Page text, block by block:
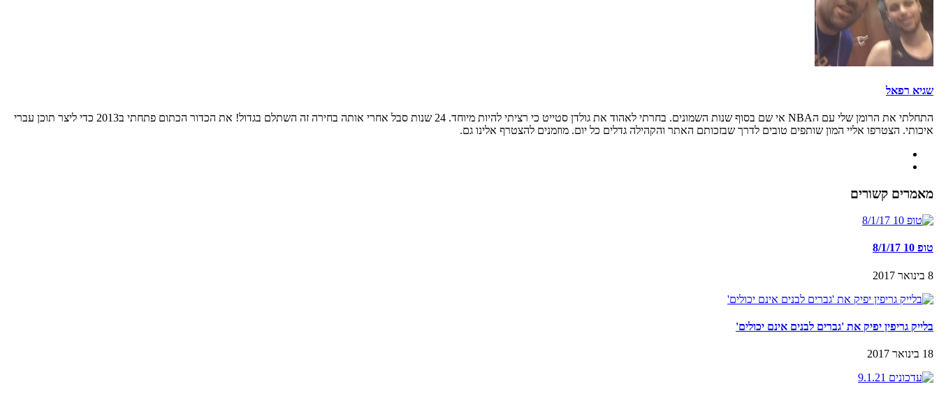
שגיא רפאל
התחלתי את הרומן שלי עם הNBA אי שם בסוף שנות השמונים. בחרתי לאהוד את גולדן סטייט כי רציתי להיות מיוחד. 24 שנות סבל אחרי אותה בחירה זה השתלם בגדול! את הכדור הכתום פתחתי ב2013 כדי ליצר תוכן עברי
איכותי. הצטרפו אליי המון שותפים טובים לדרך שבזכותם האתר והקהילה גדלים כל יום. מוזמנים להצטרף אלינו גם.
מאמרים קשורים
טופ 10 8/1/17
8 בינואר 2017
בלייק גריפין יפיק את 'גברים לבנים אינם יכולים'
18 בינואר 2017